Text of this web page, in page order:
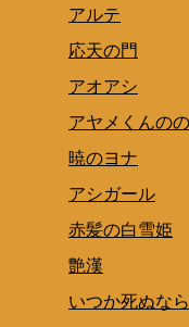
アルテ
応天の門
アオアシ
アヤメくんの
暁のヨナ
アシガール
赤髪の白雪姫
艶漢
いつか死ぬな